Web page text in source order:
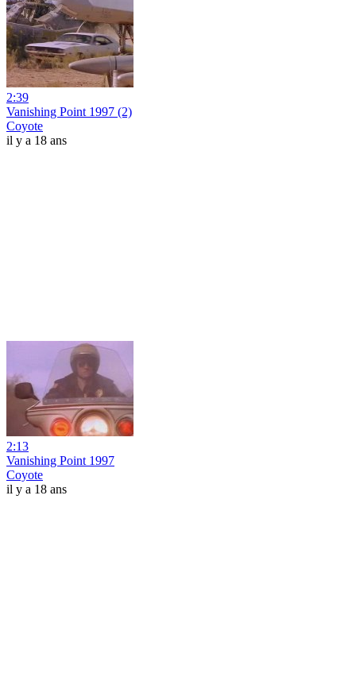
2:39
Vanishing Point 1997 (2)
Coyote
il y a 18 ans
2:13
Vanishing Point 1997
Coyote
il y a 18 ans